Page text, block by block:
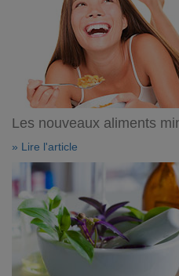
Les nouveaux aliments
» Lire l'article